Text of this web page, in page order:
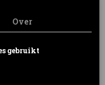
Over
gebruikt